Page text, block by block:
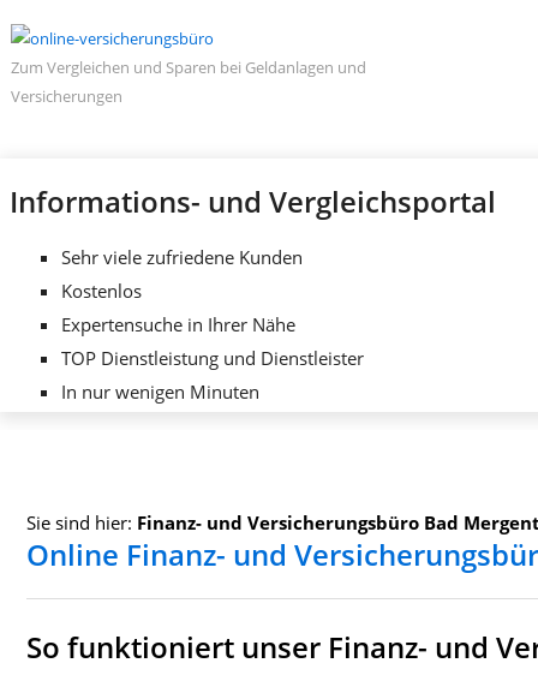
Zum Vergleichen und Sparen bei Geldanlagen und
Versicherungen
Informations- und Vergleichsportal
Sehr viele zufriedene Kunden
Kostenlos
Expertensuche in Ihrer Nähe
TOP Dienstleistung und Dienstleister
In nur wenigen Minuten
Sie sind hier: Finanz- und Versicherungsbüro Bad
Online Finanz- und
So funktioniert unser Finanz- und